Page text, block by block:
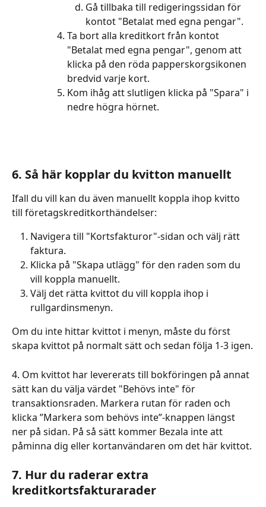
Gå tillbaka till redigeringssidan för
kontot "Betalat med egna pengar".
Ta bort alla kreditkort från kontot
"Betalat med egna pengar", genom att
klicka på den röda papperskorgsikonen
bredvid varje kort.
Kom ihåg att slutligen klicka på "Spara" i
nedre högra hörnet.
6. Så här kopplar du kvitton manuellt
Ifall du vill kan du även manuellt koppla ihop kvitto
till företagskreditkorthändelser:
Navigera till "Kortsfakturor"-sidan och välj rätt
faktura.
Klicka på "Skapa utlägg" för den raden som du
vill koppla manuellt.
Välj det rätta kvittot du vill koppla ihop i
rullgardinsmenyn.
Om du inte hittar kvittot i menyn, måste du först
skapa kvittot på normalt sätt och sedan följa 1-3 igen.
4. Om kvittot har levererats till bokföringen på annat
sätt kan du välja värdet "Behövs inte" för
transaktionsraden. Markera rutan för raden och
klicka ”Markera som behövs inte”-knappen längst
ner på sidan. På så sätt kommer Bezala inte att
påminna dig eller kortanvändaren om det här kvittot.
7. Hur du raderar extra
kreditkortsfakturarader